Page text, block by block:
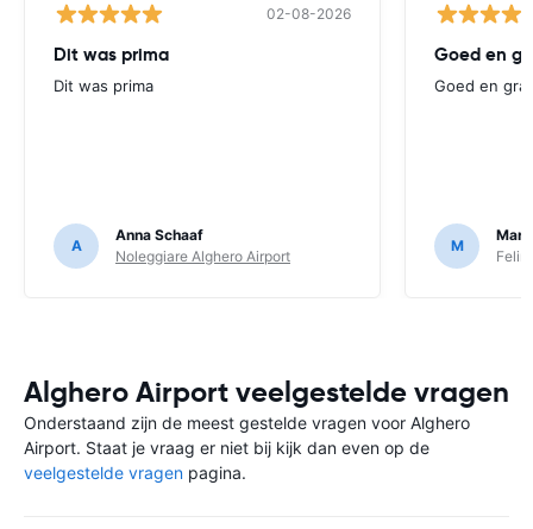
02-08-2026
Dit was prima
Dit was prima
A
Anna Schaaf
Noleggiare Alghero Airport
Goed en
Goed en
M
Alghero Airport veelgestelde vragen
Onderstaand zijn de meest gestelde vragen voor Alghero
Airport. Staat je vraag er niet bij kijk dan even op de
veelgestelde vragen pagina.